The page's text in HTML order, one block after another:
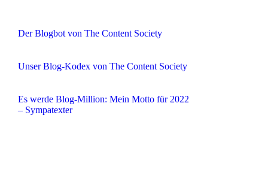
Der Blogbot von The Content Society
Unser Blog-Kodex von The Content Society
Es werde Blog-Million: Mein Motto für 2022
– Sympatexter